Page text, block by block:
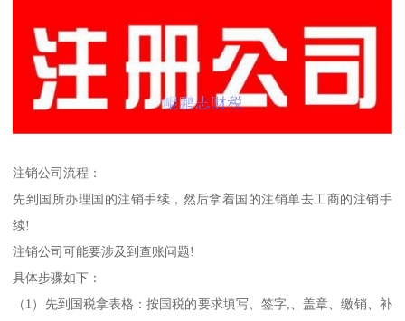
注销公司流程：
先到国所办理国的注销手续，然后拿着国的注销单去工商的注销手
续!
注销公司可能要涉及到查账问题!
具体步骤如下：
（1）先到国税拿表格：按国税的要求填写、签字,、盖章、缴销、补